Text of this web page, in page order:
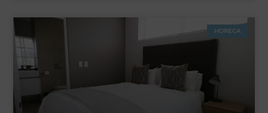
HORECA